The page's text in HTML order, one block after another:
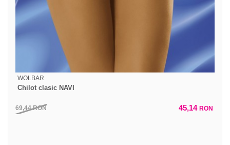
WOLBAR
Chilot clasic NAVI
69,44RON 45,14 RON